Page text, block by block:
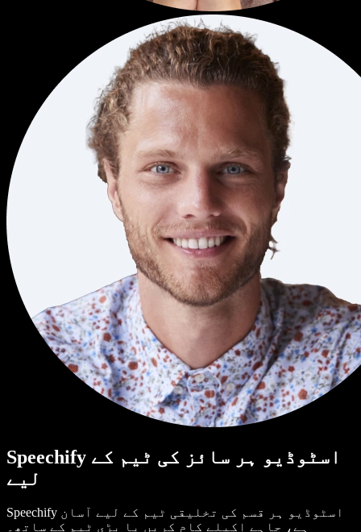
Speechify اسٹوڈیو ہر سائز کی ٹیم کے
لیے
Speechify اسٹوڈیو ہر قسم کی تخلیقی ٹیم کے لیے آسان
ہے، چاہے اکیلے کام کریں یا بڑی ٹیم کے ساتھ۔